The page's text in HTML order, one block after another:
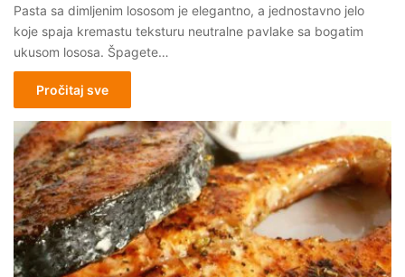
Pasta sa dimljenim lososom je elegantno, a jednostavno jelo
koje spaja kremastu teksturu neutralne pavlake sa bogatim
ukusom lososa. Špagete…
Pročitaj sve